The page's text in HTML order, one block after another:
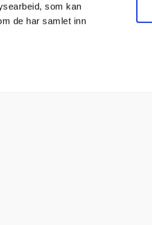
som kan
de har samlet inn